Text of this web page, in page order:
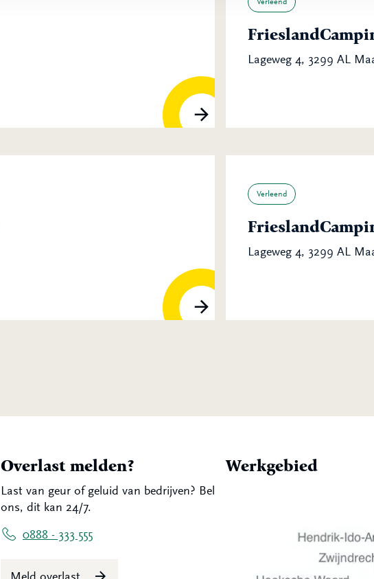
Lageweg 4, 3299 AL
Verleend
Lageweg 4, 3299 AL
Overlast melden?
Last van geur of geluid van bedrijven? Bel
ons, dit kan 24/7.
0888 - 333 555
Meld overlast
Werkgebied